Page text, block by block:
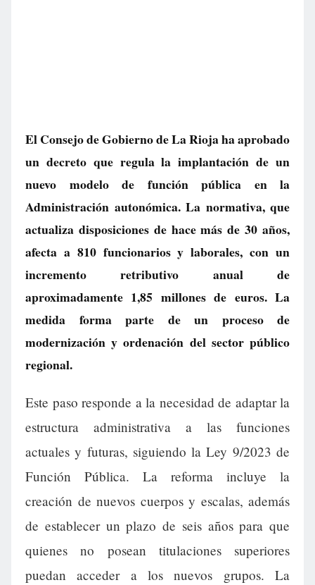
El Consejo de Gobierno de La Rioja ha aprobado
un decreto que regula la implantación de un
nuevo modelo de función pública en la
Administración autonómica. La normativa, que
actualiza disposiciones de hace más de 30 años,
afecta a 810 funcionarios y laborales, con un
incremento retributivo anual de
aproximadamente 1,85 millones de euros. La
medida forma parte de un proceso de
modernización y ordenación del sector público
regional.
Este paso responde a la necesidad de adaptar la
estructura administrativa a las funciones
actuales y futuras, siguiendo la Ley 9/2023 de
Función Pública. La reforma incluye la
creación de nuevos cuerpos y escalas, además
de establecer un plazo de seis años para que
quienes no posean titulaciones superiores
puedan acceder a los nuevos grupos. La